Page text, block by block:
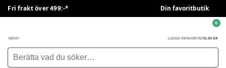
Fri frakt över 499:-* Din favoritbutik
MENY LOGGA IN FAVORITER0,00 KR
0